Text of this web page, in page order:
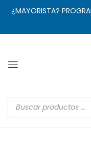
¿MAYORISTA?